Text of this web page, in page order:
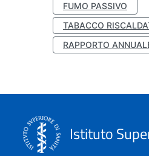
FUMO PASSIVO
TABACCO
RAPPORTO
Istituto